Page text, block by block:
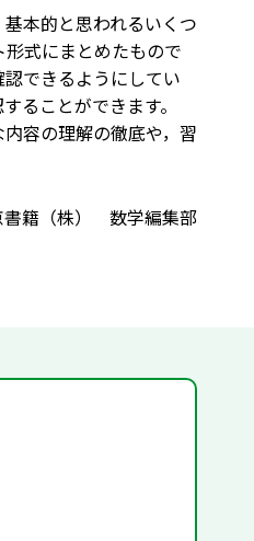
本的と思われるいくつ
式にまとめたもので
できるようにしてい
ることができます。
容の理解の徹底や，習
書籍（株） 数学編集部